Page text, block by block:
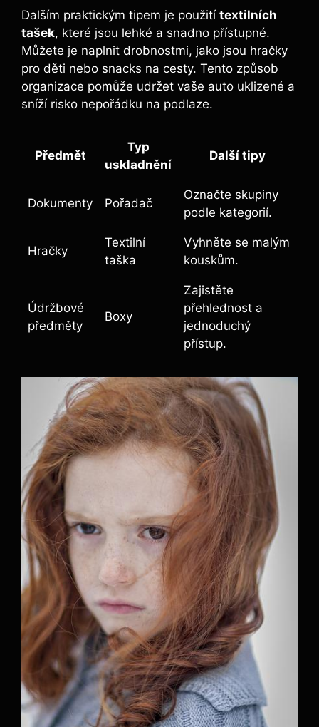
Dalším praktickým tipem je použití textilních
tašek, které jsou lehké a snadno přístupné.
Můžete je naplnit drobnostmi, jako jsou hračky
pro děti nebo snacks na cesty. Tento způsob
organizace pomůže udržet vaše auto uklizené a
sníží risko nepořádku na podlaze.
Předmět
Typ
uskladnění
Další tipy
Dokumenty Pořadač
Označte skupiny
podle kategorií.
Hračky
Textilní
taška
Vyhněte se malým
kouskům.
Údržbové
předměty
Boxy
Zajistěte
přehlednost a
jednoduchý
přístup.